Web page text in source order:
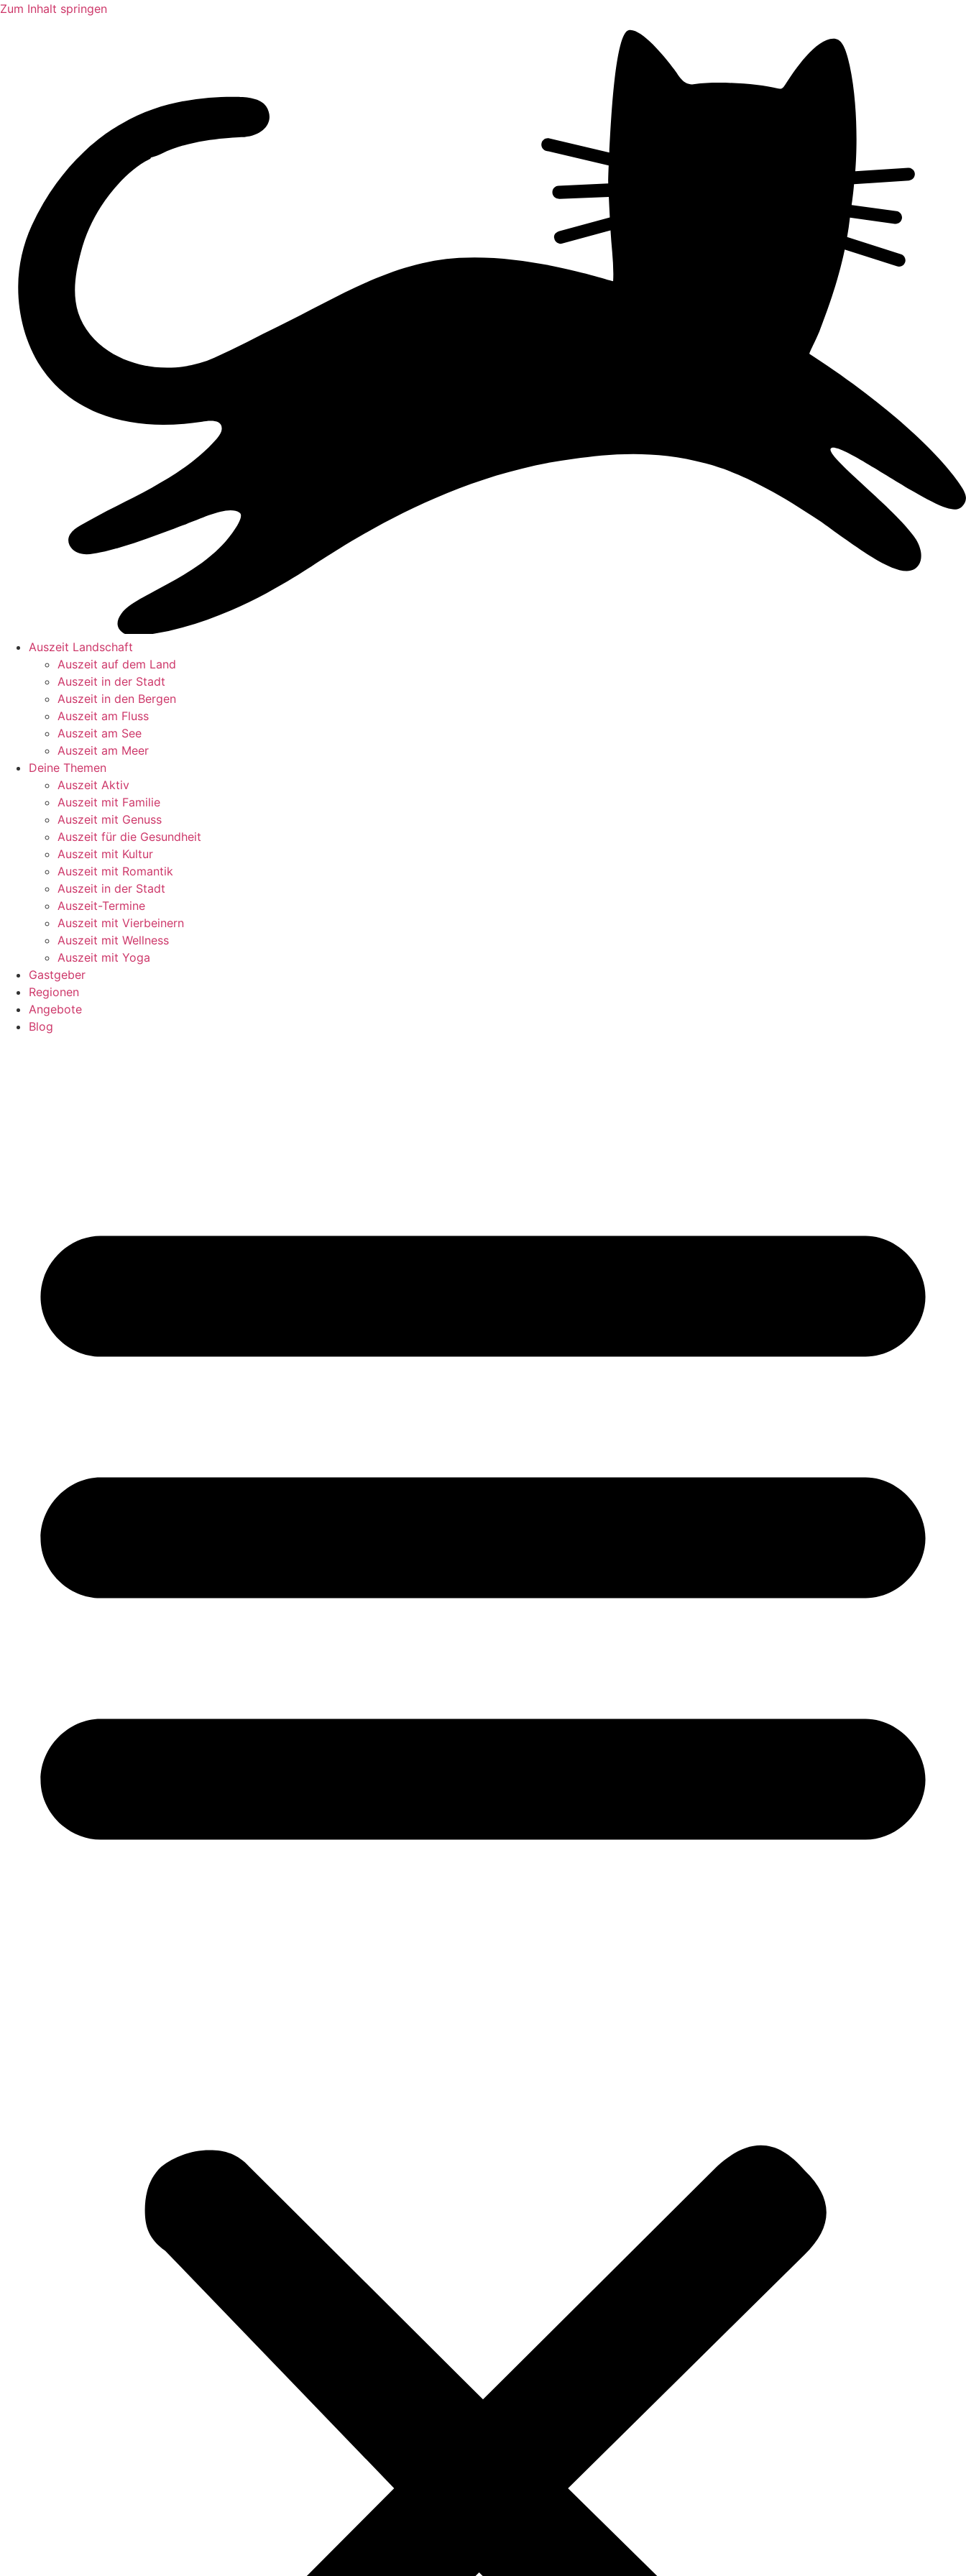
Zum Inhalt springen
Auszeit Landschaft
Auszeit auf dem Land
Auszeit in der Stadt
Auszeit in den Bergen
Auszeit am Fluss
Auszeit am See
Auszeit am Meer
Deine Themen
Auszeit Aktiv
Auszeit mit Familie
Auszeit mit Genuss
Auszeit für die Gesundheit
Auszeit mit Kultur
Auszeit mit Romantik
Auszeit in der Stadt
Auszeit-Termine
Auszeit mit Vierbeinern
Auszeit mit Wellness
Auszeit mit Yoga
Gastgeber
Regionen
Angebote
Blog